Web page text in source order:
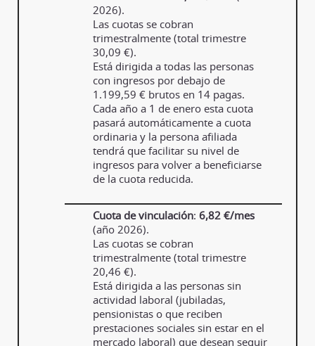
2026).
Las cuotas se cobran
trimestralmente (total trimestre
30,09 €).
Está dirigida a todas las personas
con ingresos por debajo de
1.199,59 € brutos en 14 pagas.
Cada año a 1 de enero esta cuota
pasará automáticamente a cuota
ordinaria y la persona afiliada
tendrá que facilitar su nivel de
ingresos para volver a beneficiarse
de la cuota reducida.
Cuota de vinculación: 6,82 €/mes
(año 2026).
Las cuotas se cobran
trimestralmente (total trimestre
20,46 €).
Está dirigida a las personas sin
actividad laboral (jubiladas,
pensionistas o que reciben
prestaciones sociales sin estar en el
mercado laboral) que desean seguir